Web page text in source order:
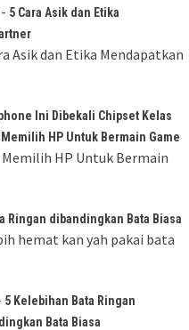
- 5 Cara Asik dan Etika
Asik dan Etika Mendapatkan
Ini Dibekali Chipset Kelas
HP Untuk Bermain Game
HP Untuk Bermain
Ringan dibandingkan Bata Biasa
hemat kan yah pakai bata
5 Kelebihan Bata Ringan
Bata Biasa